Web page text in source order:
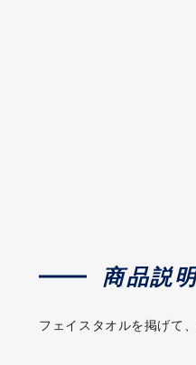
商品説
フェイスタオルを掲げて